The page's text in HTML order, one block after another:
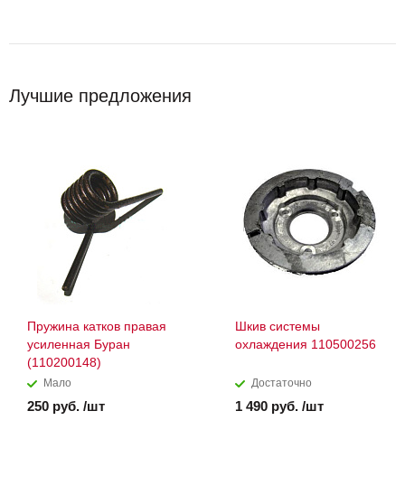
Лучшие предложения
Пружина катков правая
усиленная Буран
(110200148)
Мало
250 руб. /шт
Шкив системы
охлаждения 110500256
Достаточно
1 490 руб. /шт